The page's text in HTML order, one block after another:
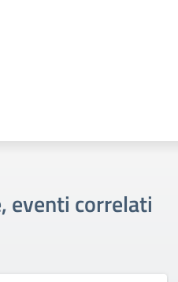
eventi correlati